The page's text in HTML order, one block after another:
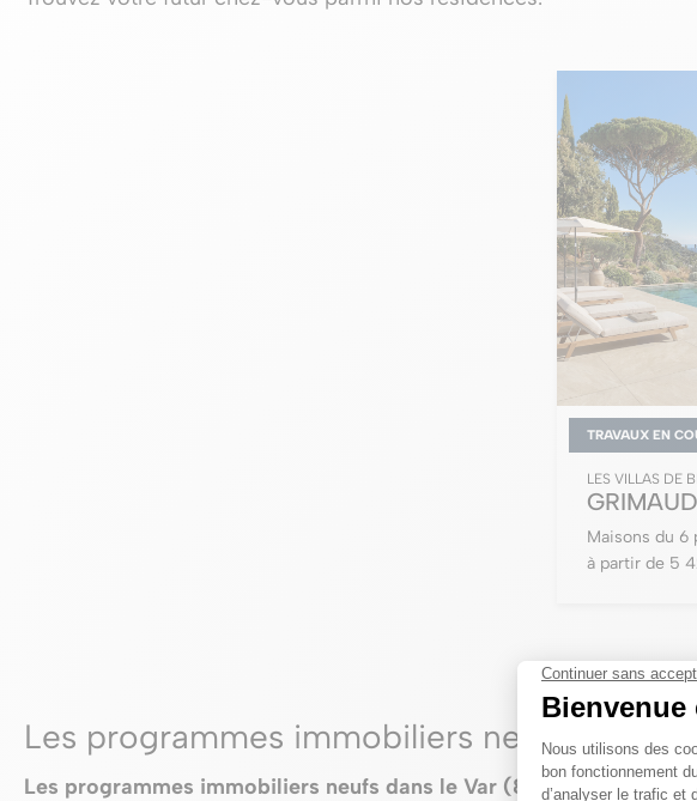
TRAVAUX EN
LES VILLAS DE
GRIMAUD
Maisons du 6
à partir de 5
Les programmes immobiliers neufs dans
Les programmes immobiliers neufs dans le Var (83)